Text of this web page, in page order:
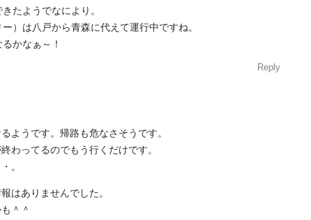
たようでなにより。
）は八戸から青森に代えて運行中ですね。
かなぁ～！
Reply
ようです。帰路も危なさそうです。
わってるのでもう行くだけです。
。
はありませんでした。
＾＾